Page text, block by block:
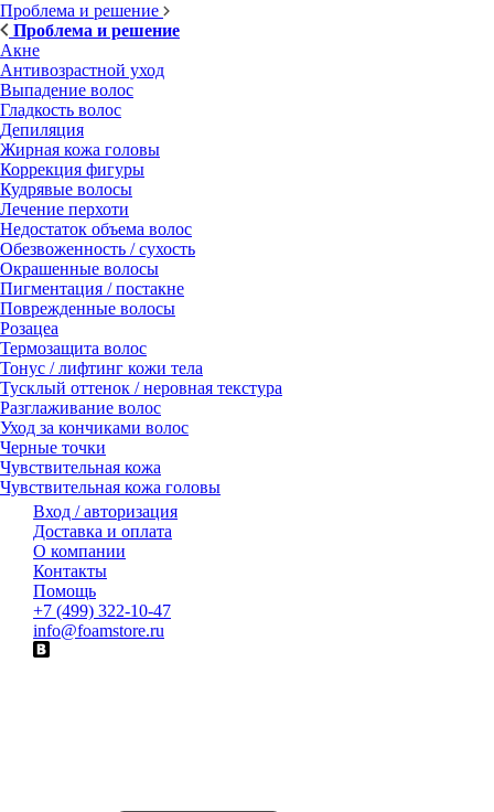
Проблема и решение
Проблема и решение
Акне
Антивозрастной уход
Выпадение волос
Гладкость волос
Депиляция
Жирная кожа головы
Коррекция фигуры
Кудрявые волосы
Лечение перхоти
Недостаток объема волос
Обезвоженность / сухость
Окрашенные волосы
Пигментация / постакне
Поврежденные волосы
Розацеа
Термозащита волос
Тонус / лифтинг кожи тела
Тусклый оттенок / неровная текстура
Разглаживание волос
Уход за кончиками волос
Черные точки
Чувствительная кожа
Чувствительная кожа головы
Вход / авторизация
Доставка и оплата
О компании
Контакты
Помощь
+7 (499) 322-10-47
info@foamstore.ru